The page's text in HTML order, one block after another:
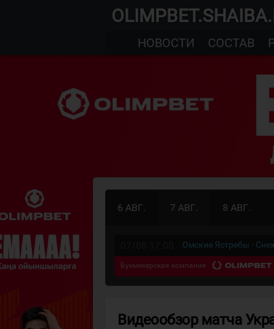
НОВОСТИ
СОСТАВ
6 АВГ. 7 АВГ. 8 АВГ.
Омские Ястребы -
Букмекерская компания
Видеообзор матча